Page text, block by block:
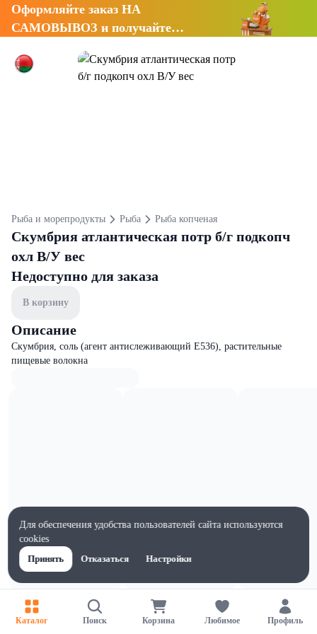
Оформляйте заказ НА
САМОВЫВОЗ и получайте
Рыба и морепродукты Рыба Рыба копченая
Скумбрия атлантическая потр б/г подкопч
охл В/У вес
Недоступно для заказа
В корзину
Описание
Скумбрия, соль (агент антислеживающий Е536), растительные
пищевые волокна
Характеристики
Ширина, мм
Каталог Поиск Корзина Любимое Профиль
Для обеспечения удобства пользователей сайта используются
cookies
Принять
Отказаться Настройки